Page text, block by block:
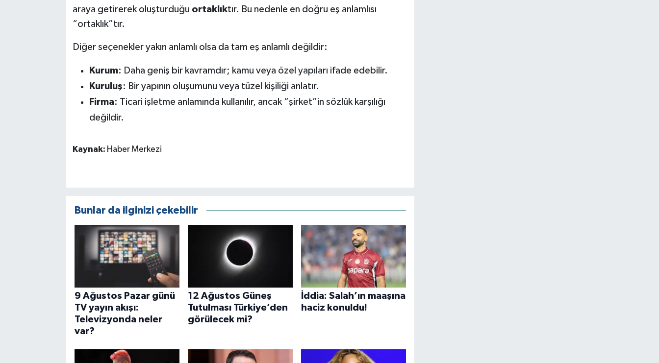
araya getirerek oluşturduğu ortaklıktır. Bu nedenle en doğru eş anlamlısı
“ortaklık”tır.
Diğer seçenekler yakın anlamlı olsa da tam eş anlamlı değildir:
Kurum: Daha geniş bir kavramdır; kamu veya özel yapıları ifade edebilir.
Kuruluş: Bir yapının oluşumunu veya tüzel kişiliği anlatır.
Firma: Ticari işletme anlamında kullanılır, ancak “şirket”in sözlük karşılığı
değildir.
Kaynak: Haber Merkezi
Bunlar da ilginizi çekebilir
9 Ağustos Pazar günü
TV yayın akışı:
Televizyonda neler
var?
12 Ağustos Güneş
Tutulması Türkiye’den
görülecek mi?
İddia: Salah’ın maaşına
haciz konuldu!